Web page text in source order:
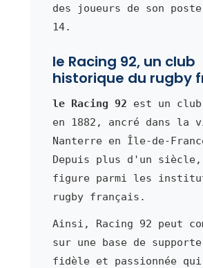
des joueurs de son poste
14.
le Racing 92, un club
historique du rugby
le Racing 92 est un club
en 1882, ancré dans la
Nanterre en Île-de-
Depuis plus d'un
figure parmi les
rugby français.
Ainsi, Racing 92 peut
sur une base de
fidèle et passionnée